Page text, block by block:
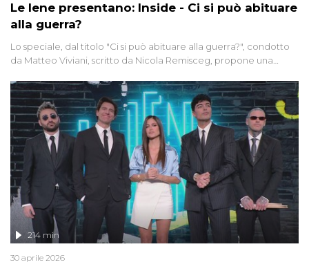
Le Iene presentano: Inside - Ci si può abituare
alla guerra?
Lo speciale, dal titolo "Ci si può abituare alla guerra?", condotto
da Matteo Viviani, scritto da Nicola Remisceg, propone una
di settore - su quanto la guerra sia diventata una realtà pervasiva.
Anche se l'Italia non è direttamente coinvolta in conflitti armati, il
contesto globale rende impossibile considerarla un fenomeno
lontano.
214 min
30 aprile 2026